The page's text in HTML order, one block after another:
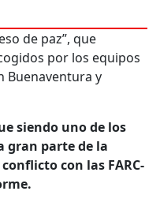
de paz”, que
por los equipos
Buenaventura y
siendo uno de los
gran parte de la
con las FARC-